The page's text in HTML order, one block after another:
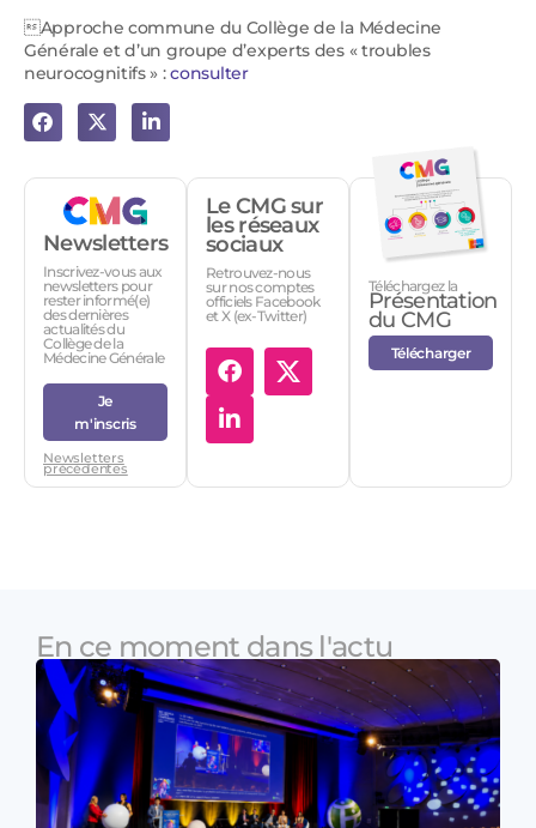
Approche commune du Collège de la Médecine
Générale et d’un groupe d’experts des « troubles
neurocognitifs » :consulter
Newsletters
Inscrivez-vous aux
newsletters pour
rester informé(e)
des dernières
actualités du
Collège de la
Médecine Générale
Je
m'inscris
Newsletters
précédentes
Le CMG sur
les réseaux
sociaux
Retrouvez-nous
sur nos comptes
officiels Facebook
et X (ex-Twitter)
Téléchargez la
Présentation
du CMG
Télécharger
En ce moment dans l'actu